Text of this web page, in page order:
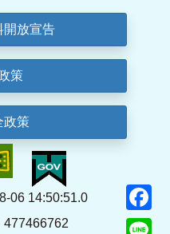
開放宣告
策
政策
06 14:50:51.0
477466762